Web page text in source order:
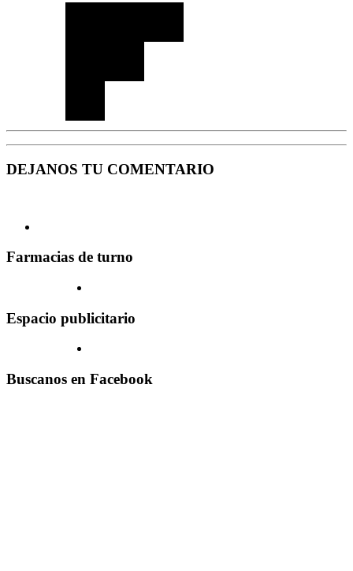
DEJANOS TU COMENTARIO
Farmacias de turno
Espacio publicitario
Buscanos en Facebook